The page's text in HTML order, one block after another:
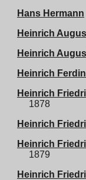
Hans Hermann
Heinrich
Heinrich
Heinrich
Heinrich
1878
Heinrich
Heinrich
1879
Heinrich